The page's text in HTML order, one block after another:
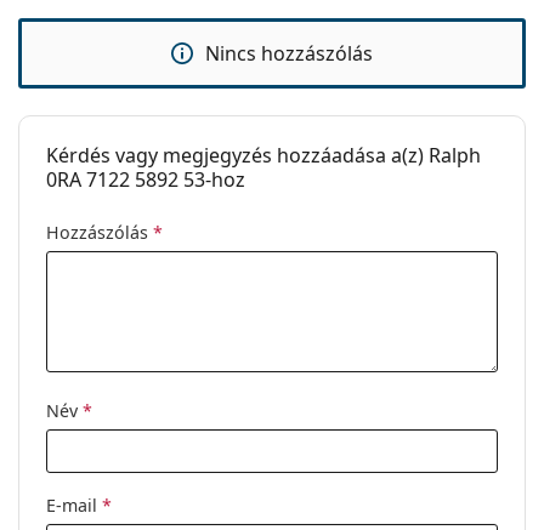
Igen
Tisztítókendő:
Igen
Egyéb
Nem:
Női
Márka:
Nincs hozzászólás
Kérdés vagy megjegyzés hozzáadása a(z) Ralph
0RA 7122 5892 53-hoz
Hozzászólás *
Név *
E-mail *